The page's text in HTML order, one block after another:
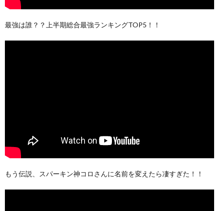
最強は誰？？上半期総合最強ランキングTOP5！！
もう伝説、スパーキン神コロさんに名前を変えたら凄すぎた！！